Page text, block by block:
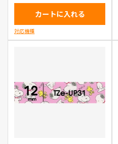
カートに入れる
対応機種